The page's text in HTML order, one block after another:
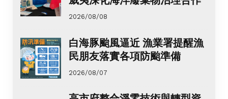
2026/08/08
白海豚颱風逼近 漁業署提醒漁
民朋友落實各項防颱準備
2026/08/07